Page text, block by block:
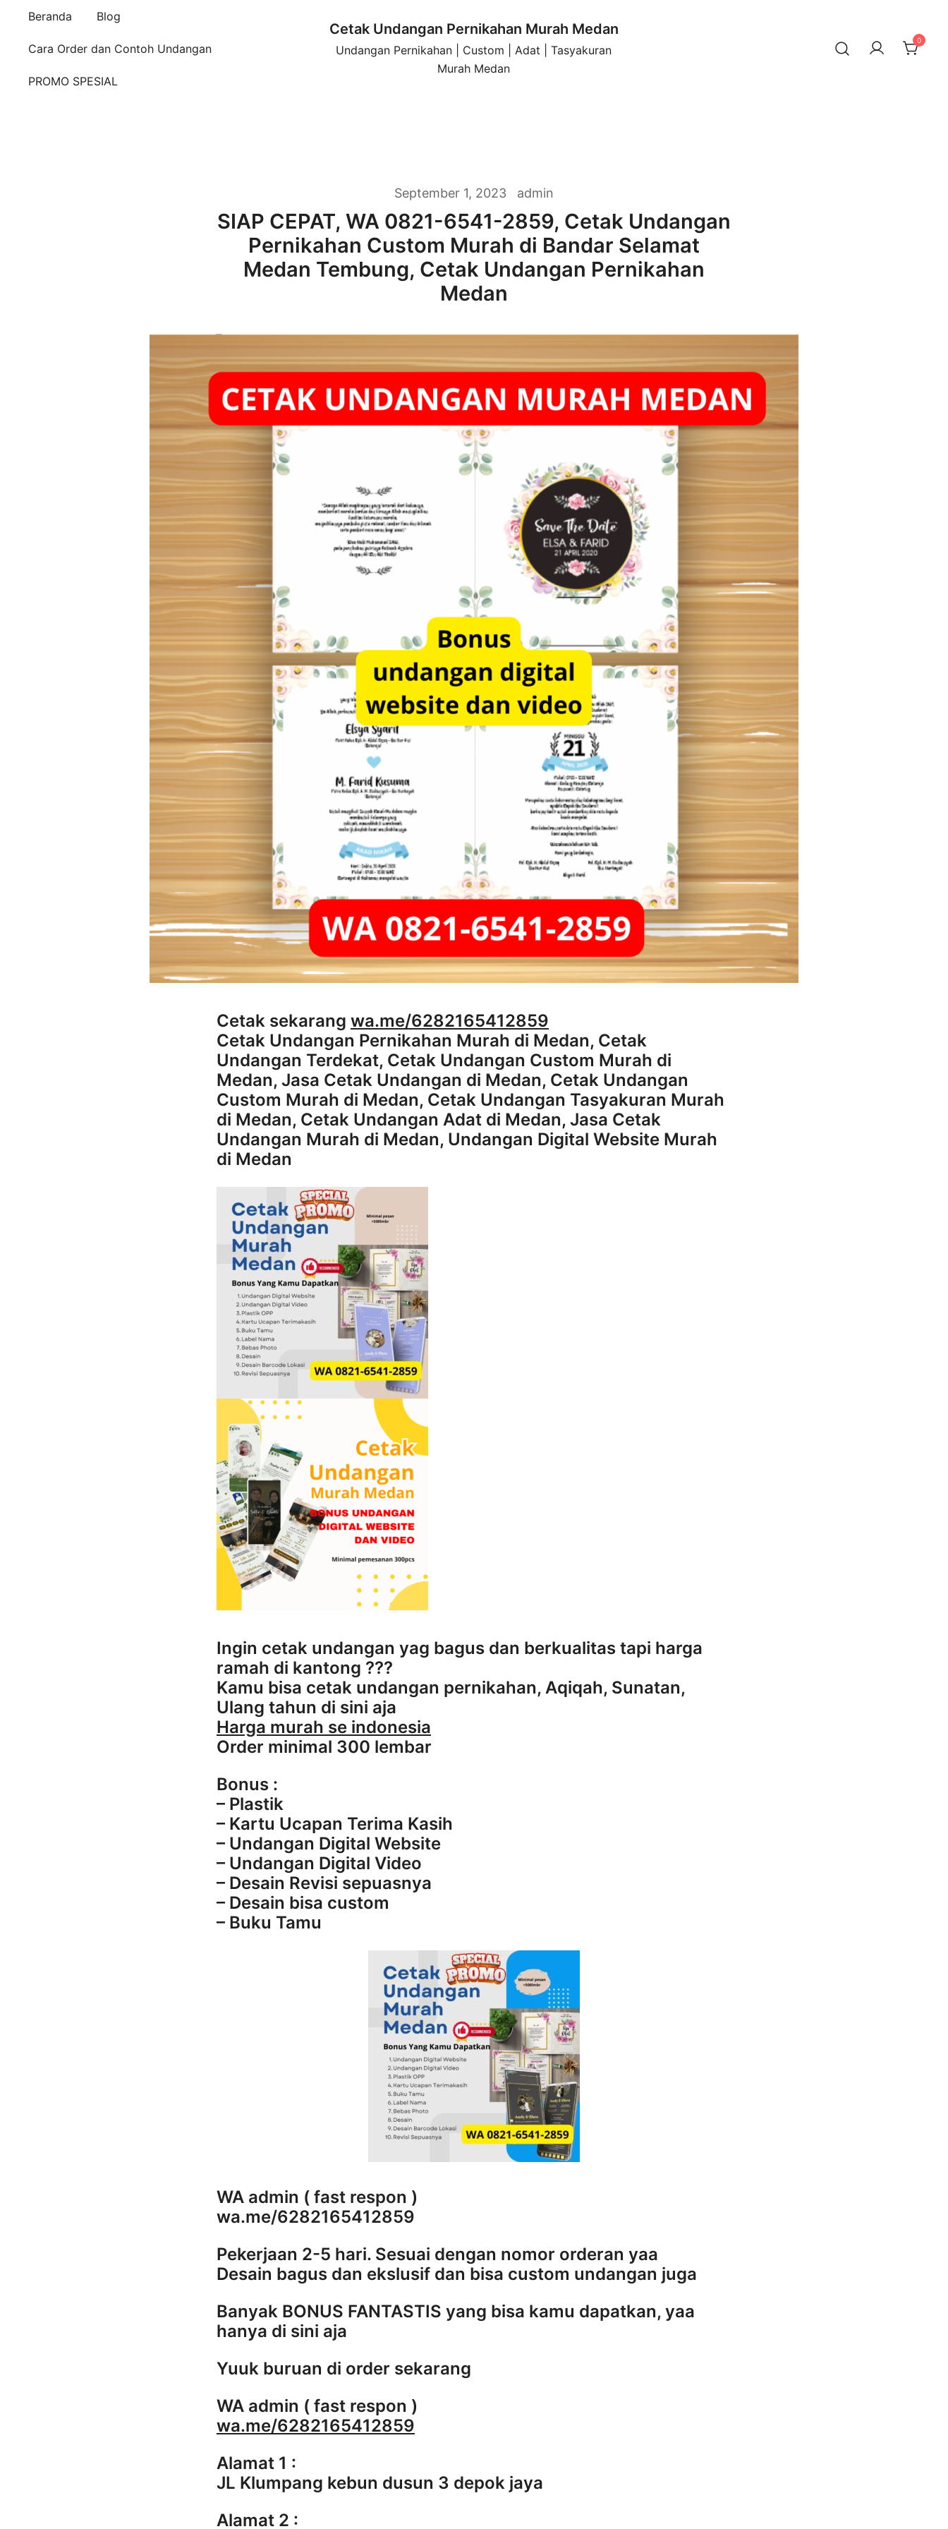
Beranda Blog
Cara Order dan Contoh Undangan
PROMO SPESIAL
Cetak Undangan Pernikahan Murah Medan
Undangan Pernikahan | Custom | Adat | Tasyakuran
Murah Medan
0
September 1, 2023 admin
SIAP CEPAT, WA 0821-6541-2859, Cetak Undangan
Pernikahan Custom Murah di Bandar Selamat
Medan Tembung, Cetak Undangan Pernikahan
Medan
Cetak sekarang wa.me/6282165412859
Cetak Undangan Pernikahan Murah di Medan, Cetak
Undangan Terdekat, Cetak Undangan Custom Murah di
Medan, Jasa Cetak Undangan di Medan, Cetak Undangan
Custom Murah di Medan, Cetak Undangan Tasyakuran Murah
di Medan, Cetak Undangan Adat di Medan, Jasa Cetak
Undangan Murah di Medan, Undangan Digital Website Murah
di Medan
Ingin cetak undangan yag bagus dan berkualitas tapi harga
ramah di kantong ???
Kamu bisa cetak undangan pernikahan, Aqiqah, Sunatan,
Ulang tahun di sini aja
Harga murah se indonesia
Order minimal 300 lembar
Bonus :
– Plastik
– Kartu Ucapan Terima Kasih
– Undangan Digital Website
– Undangan Digital Video
– Desain Revisi sepuasnya
– Desain bisa custom
– Buku Tamu
WA admin ( fast respon )
wa.me/6282165412859
Pekerjaan 2-5 hari. Sesuai dengan nomor orderan yaa
Desain bagus dan ekslusif dan bisa custom undangan juga
Banyak BONUS FANTASTIS yang bisa kamu dapatkan, yaa
hanya di sini aja
Yuuk buruan di order sekarang
WA admin ( fast respon )
wa.me/6282165412859
Alamat 1 :
JL Klumpang kebun dusun 3 depok jaya
Alamat 2 :